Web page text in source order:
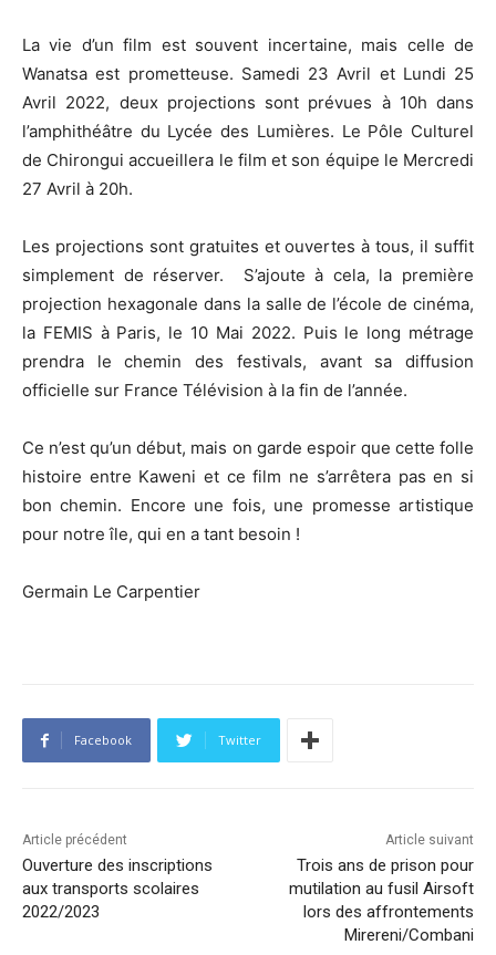
La vie d’un film est souvent incertaine, mais celle de
Wanatsa est prometteuse. Samedi 23 Avril et Lundi 25
Avril 2022, deux projections sont prévues à 10h dans
l’amphithéâtre du Lycée des Lumières. Le Pôle Culturel
de Chirongui accueillera le film et son équipe le Mercredi
27 Avril à 20h.
Les projections sont gratuites et ouvertes à tous, il suffit
simplement de réserver. S’ajoute à cela, la première
projection hexagonale dans la salle de l’école de cinéma,
la FEMIS à Paris, le 10 Mai 2022. Puis le long métrage
prendra le chemin des festivals, avant sa diffusion
officielle sur France Télévision à la fin de l’année.
Ce n’est qu’un début, mais on garde espoir que cette folle
histoire entre Kaweni et ce film ne s’arrêtera pas en si
bon chemin. Encore une fois, une promesse artistique
pour notre île, qui en a tant besoin !
Germain Le Carpentier
Facebook Twitter
Article précédent
Ouverture des inscriptions
aux transports scolaires
2022/2023
Article suivant
Trois ans de prison pour
mutilation au fusil Airsoft
lors des affrontements
Mirereni/Combani